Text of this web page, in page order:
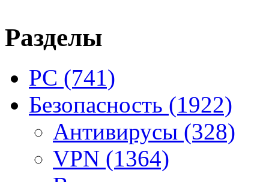
Разделы
PC (741)
Безопасность (1922)
Антивирусы (328)
VPN (1364)